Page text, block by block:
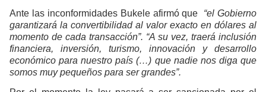
Ante las inconformidades Bukele afirmó que
“el Gobierno
garantizará la convertibilidad al valor exacto en dólares al
momento de cada transacción”. “A su vez, traerá inclusión
financiera, inversión, turismo, innovación y desarrollo
económico para nuestro país (…) que nadie nos diga que
somos muy pequeños para ser grandes”.